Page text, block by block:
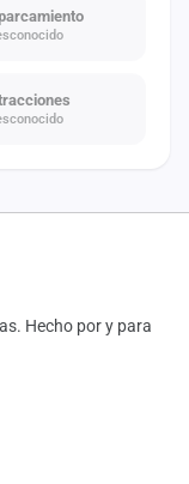
Hecho por y para